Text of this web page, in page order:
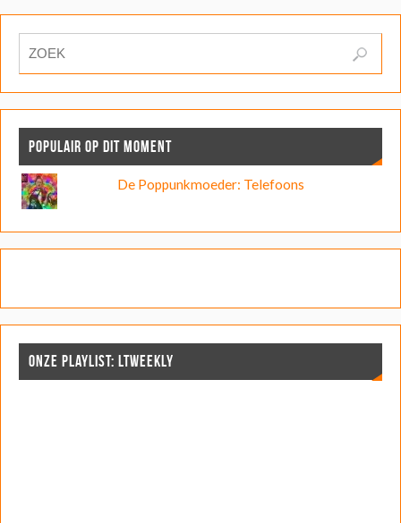
POPULAIR OP DIT MOMENT
De Poppunkmoeder: Telefoons
ONZE PLAYLIST: LTWEEKLY